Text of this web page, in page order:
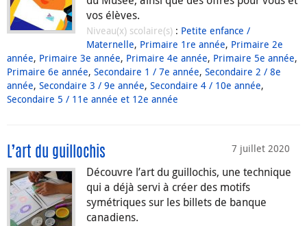
vos élèves.
Niveau(x) scolaire(s) : Petite enfance /
Maternelle, Primaire 1re année, Primaire 2e
année, Primaire 3e année, Primaire 4e année, Primaire 5e année,
Primaire 6e année, Secondaire 1 / 7e année, Secondaire 2 / 8e
année, Secondaire 3 / 9e année, Secondaire 4 / 10e année,
Secondaire 5 / 11e année et 12e année
7 juillet 2020
L’art du guillochis
Découvre l’art du guillochis, une technique
qui a déjà servi à créer des motifs
symétriques sur les billets de banque
canadiens.